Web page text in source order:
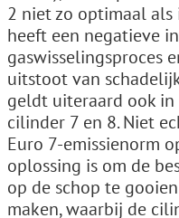
2 niet zo optimaal
heeft een negatieve
gaswisselingsproces
uitstoot van
geldt uiteraard ook
cilinder 7 en 8. Niet
Euro 7-emissienorm
oplossing is om de
op de schop te
maken, waarbij de